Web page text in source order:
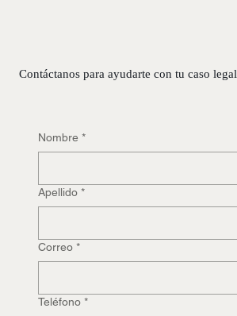
Contáctanos para ayudarte con tu caso legal
Nombre *
Apellido *
Correo *
Teléfono *